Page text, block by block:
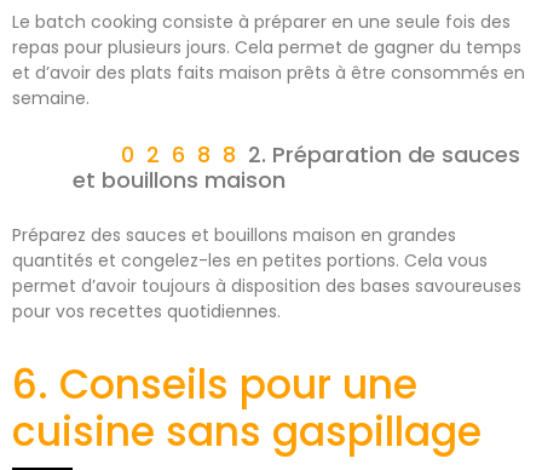
Le batch cooking consiste à préparer en une seule fois des
repas pour plusieurs jours. Cela permet de gagner du temps
et d’avoir des plats faits maison prêts à être consommés en
semaine.
2. Préparation de sauces
et bouillons maison
Préparez des sauces et bouillons maison en grandes
quantités et congelez-les en petites portions. Cela vous
permet d’avoir toujours à disposition des bases savoureuses
pour vos recettes quotidiennes.
6. Conseils pour une
cuisine sans gaspillage